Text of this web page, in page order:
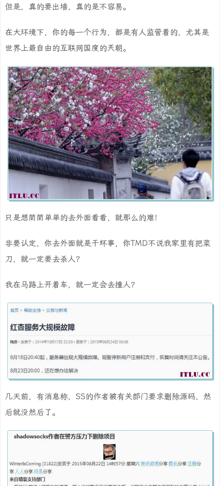
但是，真的要出墙，真的是不容易。
在大环境下，你的每一个行为，都是有人监管着的，尤其是
世界上最自由的互联网国度的兲朝。
只是想简简单单的去外面看看，就那么的难！
非要认定，你去外面就是干坏事，你TMD不说我家里有把菜
刀，就一定要去杀人？
我在马路上开着车，就一定会去撞人？
几天前，有消息称，SS的作者被有关部门要求删除源码，然
后就没然后了。